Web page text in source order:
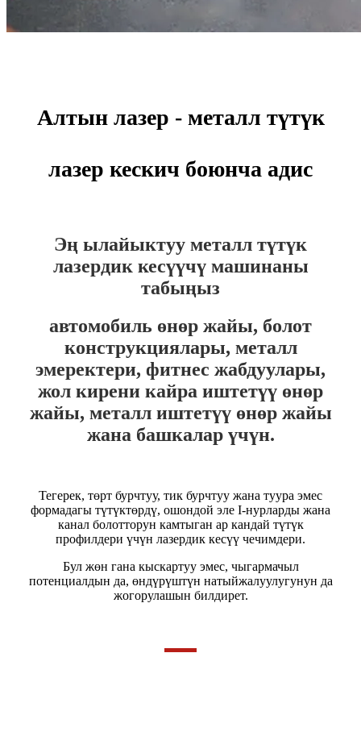
Алтын лазер - металл түтүк
лазер кескич боюнча адис
Эң ылайыктуу металл түтүк
лазердик кесүүчү машинаны
табыңыз
автомобиль өнөр жайы, болот
конструкциялары, металл
эмеректери, фитнес жабдуулары,
жол кирени кайра иштетүү өнөр
жайы, металл иштетүү өнөр жайы
жана башкалар үчүн.
Тегерек, төрт бурчтуу, тик бурчтуу жана туура эмес
формадагы түтүктөрдү, ошондой эле I-нурларды жана
канал болотторун камтыган ар кандай түтүк
профилдери үчүн лазердик кесүү чечимдери.
Бул жөн гана кыскартуу эмес, чыгармачыл
потенциалдын да, өндүрүштүн натыйжалуулугунун да
жогорулашын билдирет.